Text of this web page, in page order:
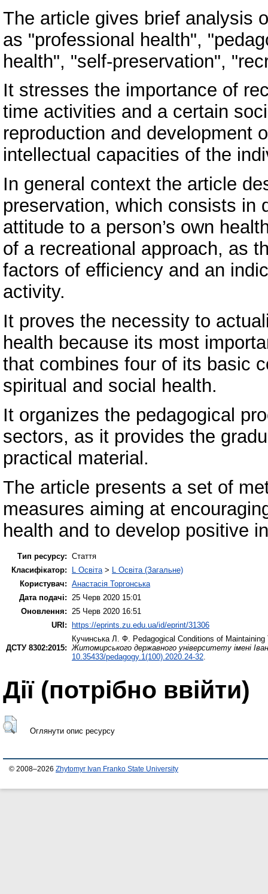
The article gives brief analysis
as "professional health",
health", "self-preservation",
It stresses the importance of
time activities and a certain
reproduction and development
intellectual capacities of the
In general context the article
preservation, which consists in
attitude to a person’s own
of a recreational approach, as
factors of efficiency and an
activity.
It proves the necessity to
health because its most
that combines four of its basic
spiritual and social health.
It organizes the pedagogical
sectors, as it provides the
practical material.
The article presents a set of
measures aiming at
health and to develop positive
Тип ресурсу: Стаття
Класифікатор:
L Освіта> L Освіта (Загальне)
Користувач: Анастасія Торгонська
Дата подачі: 25 Черв 2020 15:01
Оновлення: 25 Черв 2020 16:51
URI:
https://eprints.zu.edu.ua/id/eprint/31306
ДСТУ 8302:2015:
Кучинська Л. Ф. Pedagogical Conditions of
Житомирського державного університету імені
10.35433/pedagogy.1(100).2020.24-32.
Дії ​​(потрібно ввійти)
Оглянути опис ресурсу
© 2008–2026 Zhytomyr Ivan Franko State University